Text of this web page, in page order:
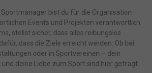
Sportmanager bist du für die Organisation
Events und Projekten verantwortlich.
stellst sicher, dass alles reibungslos
dass die Ziele erreicht werden. Ob bei
oder in Sportvereinen – dein
deine Liebe zum Sport sind hier gefragt.